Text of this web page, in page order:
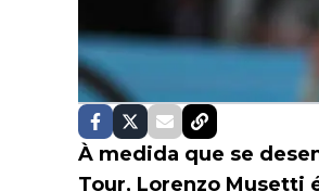
À medida que se
Tour, Lorenzo Musetti